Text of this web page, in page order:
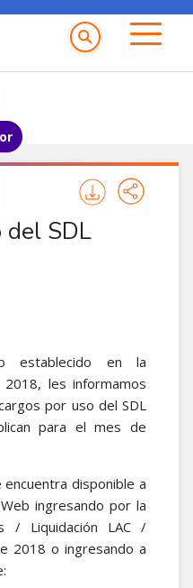
principal
del SDL
establecido en la
2018, les informamos
por uso del SDL
para el mes de
disponible a
ingresando por la
/ Liquidación LAC /
2018 o ingresando a